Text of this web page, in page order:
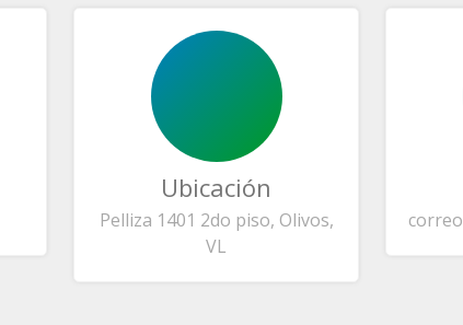
Ubicación
Pelliza 1401 2do piso, Olivos,
VL
correo